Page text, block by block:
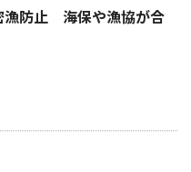
漁防止 海保や漁協が合